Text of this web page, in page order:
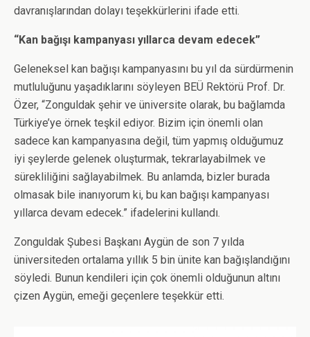
davranışlarından dolayı teşekkürlerini ifade etti.
“Kan bağışı kampanyası yıllarca devam edecek”
Geleneksel kan bağışı kampanyasını bu yıl da sürdürmenin
mutluluğunu yaşadıklarını söyleyen BEÜ Rektörü Prof. Dr.
Özer, “Zonguldak şehir ve üniversite olarak, bu bağlamda
Türkiye’ye örnek teşkil ediyor. Bizim için önemli olan
sadece kan kampanyasına değil, tüm yapmış olduğumuz
iyi şeylerde gelenek oluşturmak, tekrarlayabilmek ve
sürekliliğini sağlayabilmek. Bu anlamda, bizler burada
olmasak bile inanıyorum ki, bu kan bağışı kampanyası
yıllarca devam edecek.” ifadelerini kullandı.
Zonguldak Şubesi Başkanı Aygün de son 7 yılda
üniversiteden ortalama yıllık 5 bin ünite kan bağışlandığını
söyledi. Bunun kendileri için çok önemli olduğunun altını
çizen Aygün, emeği geçenlere teşekkür etti.